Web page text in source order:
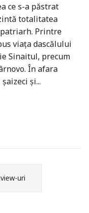
ce s-a păstrat
totalitatea
Printre
viața dascălului
Sinaitul, precum
În afara
și...
uri